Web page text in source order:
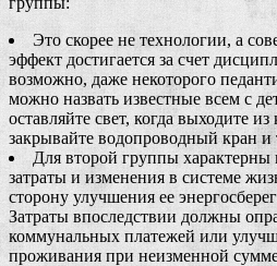
Это скорее не технологии, а
эффект достигается за счет
возможно, даже некоторого
можно назвать известные всем с
оставляйте свет, когда выходите
закрывайте водопроводный кран и
Для второй группы
затраты и изменения в системе
сторону улучшения ее
Затраты впоследствии должны
коммунальных платежей или
проживания при неизменной